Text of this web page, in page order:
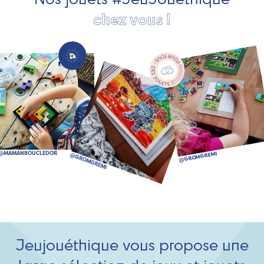
chez vous !
Jeujouéthique vous propose une